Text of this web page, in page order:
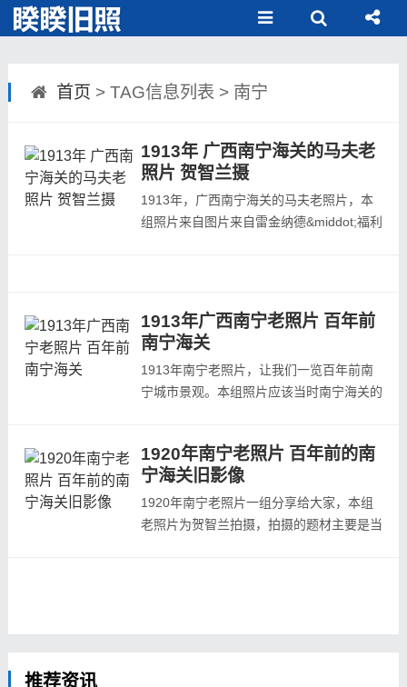
首页 > TAG信息列表 > 南宁
1913年 广西南宁海关的马夫老
照片 贺智兰摄
1913年，广西南宁海关的马夫老照片，本
组照片来自图片来自雷金纳德&middot;福利
Reginald Follett Codrington Hedgeland，
中文名贺智兰。于1874年12月18日出生于
德文郡埃克塞特。他曾在伦敦圣保罗学校和
牛津彭布罗克学院接受教育。1897年毕业
后，...
1913年广西南宁老照片 百年前
南宁海关
1913年南宁老照片，让我们一览百年前南
宁城市景观。本组照片应该当时南宁海关的
（1907年3月17日），南宁海关正式成立，
这是南宁对外开放的开始。海关公署设在南
宁河堤路7号（今广西jun区院内），税务司
公馆设在南宁河堤路6号（今广西人民出版
1920年南宁老照片 百年前的南
宁海关旧影像
1920年南宁老照片一组分享给大家，本组
老照片为贺智兰拍摄，拍摄的题材主要是当
推荐资讯